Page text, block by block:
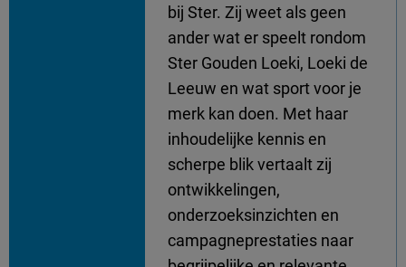
bij Ster. Zij weet als geen
ander wat er speelt rondom
Ster Gouden Loeki, Loeki de
Leeuw en wat sport voor je
merk kan doen. Met haar
inhoudelijke kennis en
scherpe blik vertaalt zij
ontwikkelingen,
onderzoeksinzichten en
campagneprestaties naar